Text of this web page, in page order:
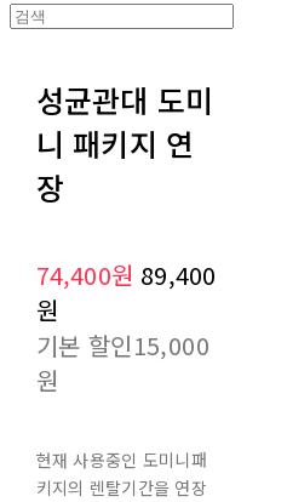
성균관대 도미
니 패키지 연
장
74,400원 89,400
원
기본 할인15,000
원
현재 사용중인 도미니패
키지의 렌탈기간을 연장